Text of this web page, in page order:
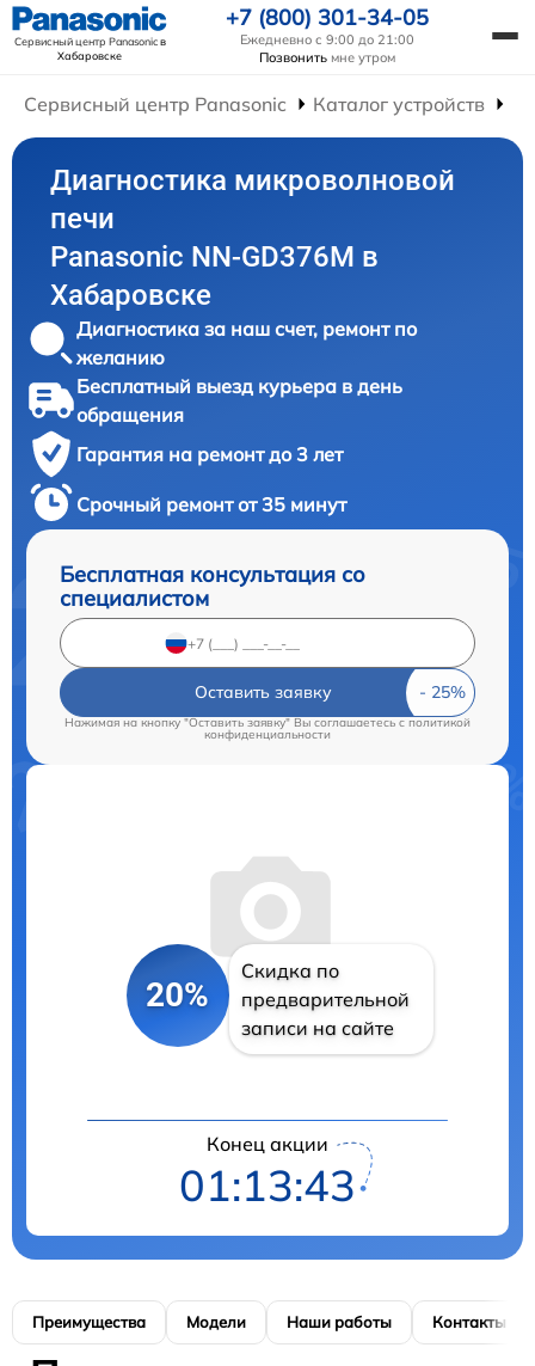
Сервисный центр Panasonicв
Хабаровске
+7 (800) 301-34-05
Ежедневно с 9:00 до 21:00
Позвонить мне утром
Сервисный центр Panasonic Каталог устройств
Диагностика микроволновой
печи
Panasonic NN-GD376M в
Хабаровске
Диагностика за наш счет, ремонт по
желанию
Бесплатный выезд курьера в день
обращения
Гарантия на ремонт до 3 лет
Срочный ремонт от 35 минут
Бесплатная консультация со
специалистом
Оставить заявку
Нажимая на кнопку "Оставить заявку" Вы соглашаетесь cполитикой
конфиденциальности
20%
Скидка по
предварительной
записи на сайте
Конец акции
01:13:42
Преимущества Модели Наши работы Контакты